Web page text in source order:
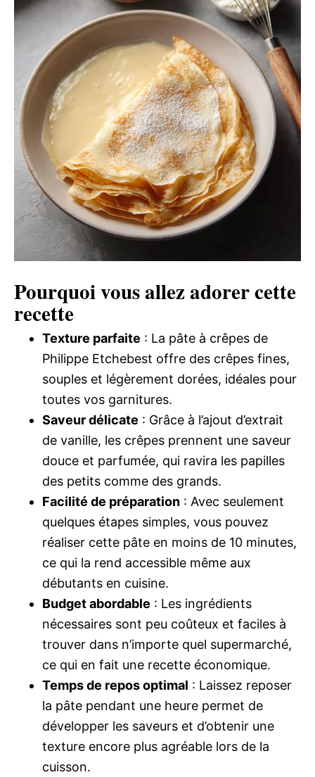
Pourquoi vous allez adorer cette
recette
Texture parfaite : La pâte à crêpes de
Philippe Etchebest offre des crêpes fines,
souples et légèrement dorées, idéales pour
toutes vos garnitures.
Saveur délicate : Grâce à l’ajout d’extrait
de vanille, les crêpes prennent une saveur
douce et parfumée, qui ravira les papilles
des petits comme des grands.
Facilité de préparation : Avec seulement
quelques étapes simples, vous pouvez
réaliser cette pâte en moins de 10 minutes,
ce qui la rend accessible même aux
débutants en cuisine.
Budget abordable : Les ingrédients
nécessaires sont peu coûteux et faciles à
trouver dans n’importe quel supermarché,
ce qui en fait une recette économique.
Temps de repos optimal : Laissez reposer
la pâte pendant une heure permet de
développer les saveurs et d’obtenir une
texture encore plus agréable lors de la
cuisson.